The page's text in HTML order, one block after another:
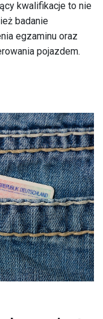
kwalifikacje to nie
badanie
egzaminu oraz
pojazdem.